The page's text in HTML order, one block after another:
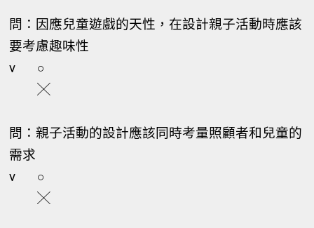
問：因應兒童遊戲的天性，在設計親子活動時應該
要考慮趣味性
v
○
╳
問：親子活動的設計應該同時考量照顧者和兒童的
需求
v
○
╳